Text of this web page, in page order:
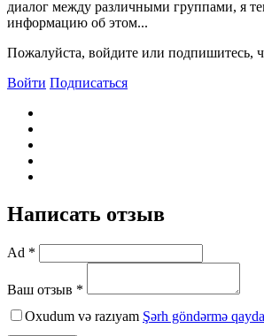
диалог между различными группами, я
информацию об этом...
Пожалуйста, войдите или подпишитесь,
Войти Подписаться
Написать отзыв
Ad *
Ваш отзыв *
Oxudum və razıyam Şərh göndərmə